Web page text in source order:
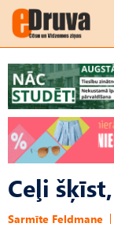
Ceļi
Sarmīte Feldmane